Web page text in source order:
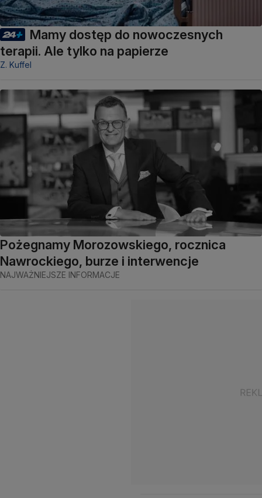
Mamy dostęp do nowoczesnych
terapii. Ale tylko na papierze
Z. Kuffel
Pożegnamy Morozowskiego, rocznica
Nawrockiego, burze i interwencje
NAJWAŻNIEJSZE INFORMACJE